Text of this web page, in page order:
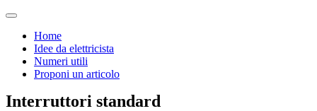
Home
Idee da elettricista
Numeri utili
Proponi un articolo
Interruttori standard